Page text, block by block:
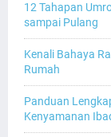
12 Tahapan
sampai Pulang
Kenali Bahaya
Rumah
Panduan
Kenyamanan